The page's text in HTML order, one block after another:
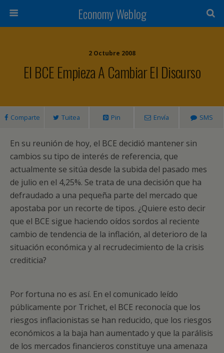
Economy Weblog
2 Octubre 2008
El BCE Empieza A Cambiar El Discurso
Comparte Tuitea Pin Envía SMS
En su reunión de hoy, el BCE decidió mantener sin
cambios su tipo de interés de referencia, que
actualmente se sitúa desde la subida del pasado mes
de julio en el 4,25%. Se trata de una decisión que ha
defraudado a una pequeña parte del mercado que
apostaba por un recorte de tipos. ¿Quiere esto decir
que el BCE sigue haciendo oídos sordos al reciente
cambio de tendencia de la inflación, al deterioro de la
situación económica y al recrudecimiento de la crisis
crediticia?
Por fortuna no es así. En el comunicado leído
públicamente por Trichet, el BCE reconocía que los
riesgos inflacionistas se han reducido, que los riesgos
económicos a la baja han aumentado y que la parálisis
de los mercados financieros constituye una amenaza